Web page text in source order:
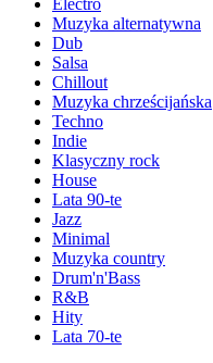
Electro
Muzyka alternatywna
Dub
Salsa
Chillout
Muzyka chrześcijańska
Techno
Indie
Klasyczny rock
House
Lata 90-te
Jazz
Minimal
Muzyka country
Drum'n'Bass
R&B
Hity
Lata 70-te